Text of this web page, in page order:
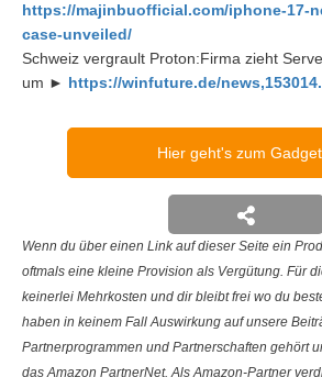
https://majinbuofficial.com/iphone-17-
case-unveiled/
Schweiz vergrault Proton:Firma zieht
um ► https://winfuture.de/
Hier geht's zum Gadget
Wenn du über einen Link auf dieser Seite ein
oftmals eine kleine Provision als Vergütung. Für
keinerlei Mehrkosten und dir bleibt frei wo du
haben in keinem Fall Auswirkung auf unsere
Partnerprogrammen und Partnerschaften gehört
das Amazon PartnerNet. Als Amazon-Partner